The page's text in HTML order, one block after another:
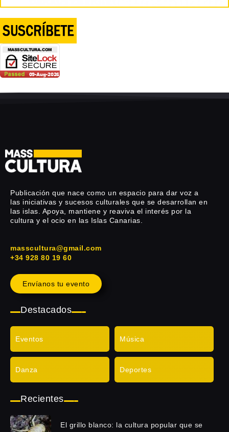
Publicación que nace como un espacio para dar voz a
las iniciativas y sucesos culturales que se desarrollan en
las islas. Apoya, mantiene y reaviva el interés por la
cultura y el ocio en las Islas Canarias.
masscultura@gmail.com
+34 928 80 19 60
Envíanos tu evento
Destacados
Eventos Música
Danza Deportes
Recientes
El grillo blanco: la cultura popular que se